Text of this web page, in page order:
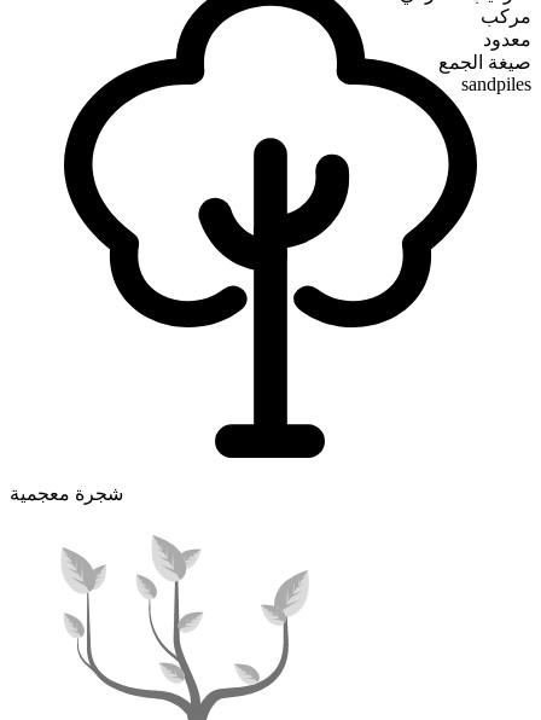
مركب
معدود
صيغة الجمع
sandpiles
شجرة معجمية